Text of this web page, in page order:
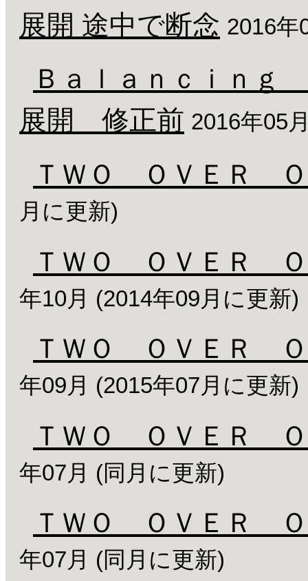
展開 途中で断念 2016年
Ｂａｌａｎｃｉｎｇ
展開 修正前 2016年05
ＴＷＯ ＯＶＥＲ
月に更新)
ＴＷＯ ＯＶＥＲ
年10月 (2014年09月に更新)
ＴＷＯ ＯＶＥＲ
年09月 (2015年07月に更新)
ＴＷＯ ＯＶＥＲ
年07月 (同月に更新)
ＴＷＯ ＯＶＥＲ
年07月 (同月に更新)